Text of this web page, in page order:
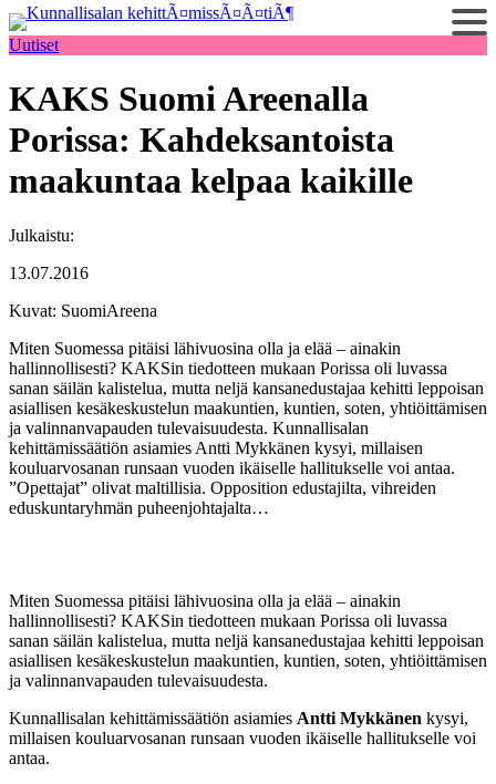
Siirry
sisältöön
Uutiset
KAKS Suomi Areenalla
Porissa: Kahdeksantoista
maakuntaa kelpaa kaikille
Julkaistu:
13.07.2016
Kuvat: SuomiAreena
Miten Suomessa pitäisi lähivuosina olla ja elää – ainakin
hallinnollisesti? KAKSin tiedotteen mukaan Porissa oli luvassa
sanan säilän kalistelua, mutta neljä kansanedustajaa kehitti leppoisan
asiallisen kesäkeskustelun maakuntien, kuntien, soten, yhtiöittämisen
ja valinnanvapauden tulevaisuudesta. Kunnallisalan
kehittämissäätiön asiamies Antti Mykkänen kysyi, millaisen
kouluarvosanan runsaan vuoden ikäiselle hallitukselle voi antaa.
”Opettajat” olivat maltillisia. Opposition edustajilta, vihreiden
eduskuntaryhmän puheenjohtajalta…
Miten Suomessa pitäisi lähivuosina olla ja elää – ainakin
hallinnollisesti? KAKSin tiedotteen mukaan Porissa oli luvassa
sanan säilän kalistelua, mutta neljä kansanedustajaa kehitti leppoisan
asiallisen kesäkeskustelun maakuntien, kuntien, soten, yhtiöittämisen
ja valinnanvapauden tulevaisuudesta.
Kunnallisalan kehittämissäätiön asiamies Antti Mykkänen kysyi,
millaisen kouluarvosanan runsaan vuoden ikäiselle hallitukselle voi
antaa.